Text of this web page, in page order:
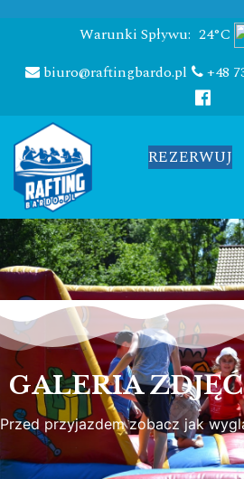
Warunki Spływu: 24°C
biuro@raftingbardo.pl
+48
REZERWUJ
GALERIA ZDJĘĆ
Przed przyjazdem zobacz jak